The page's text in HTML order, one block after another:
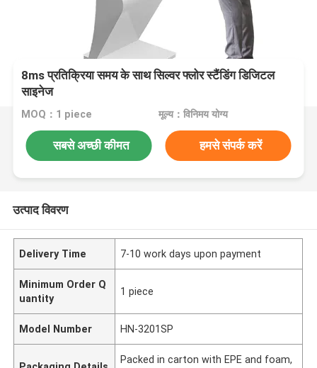
8ms प्रतिक्रिया समय के साथ सिल्वर फ्लोर स्टैंडिंग डिजिटल
साइनेज
MOQ：1 piece मूल्य：विनिमय योग्य
सबसे अच्छी कीमत हमसे संपर्क करें
उत्पाद विवरण
Delivery Time 7-10 work days upon payment
Minimum Order Q
uantity
1 piece
Model Number HN-3201SP
Packed in carton with EPE and foam,